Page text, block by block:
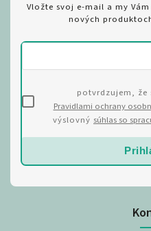
Vložte svoj e-mail a my
nových
potvrdzujem,
Pravidlami ochrany
výslovný súhlas so